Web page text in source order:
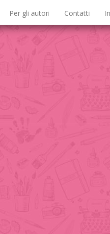
Per gli autori Contatti